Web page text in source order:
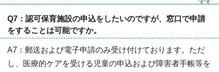
Q7：認可保育施設の申込をしたいのですが、窓口で申請
をすることは可能ですか。
A7：郵送および電子申請のみ受け付けております。ただ
し、医療的ケアを受ける児童の申込および障害者手帳等を